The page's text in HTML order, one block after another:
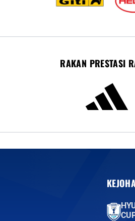
RAKAN PRESTASI